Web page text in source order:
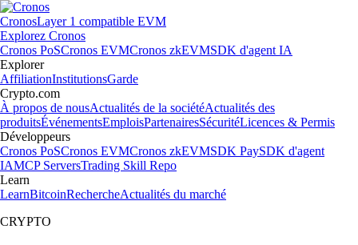
CronosLayer 1 compatible EVM
Explorez Cronos
Cronos PoSCronos EVMCronos zkEVMSDK d'agent IA
Explorer
AffiliationInstitutionsGarde
Crypto.com
À propos de nousActualités de la sociétéActualités des
produitsÉvénementsEmploisPartenairesSécuritéLicences & Permis
Développeurs
Cronos PoSCronos EVMCronos zkEVMSDK PaySDK d'agent
IAMCP ServersTrading Skill Repo
Learn
LearnBitcoinRechercheActualités du marché
CRYPTO